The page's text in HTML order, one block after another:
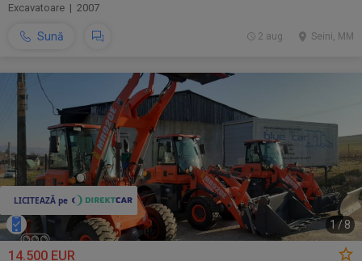
Excavatoare | 2007
Sună Seini, MM
2 aug.
1/ 8
14.500 EUR